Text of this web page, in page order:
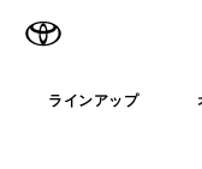
ラインアップ